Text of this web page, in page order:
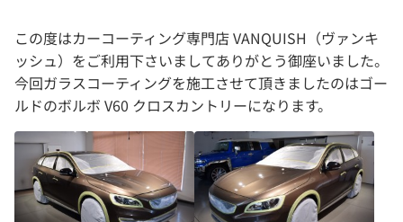
この度はカーコーティング専門店 VANQUISH（ヴァンキ
ッシュ）をご利用下さいましてありがとう御座いました。
今回ガラスコーティングを施工させて頂きましたのはゴー
ルドのボルボ V60 クロスカントリーになります。